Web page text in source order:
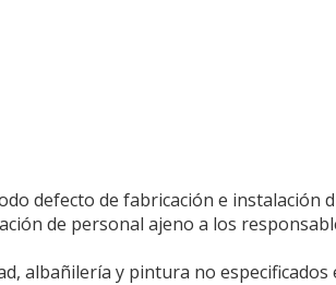
defecto de fabricación e instalación
de personal ajeno a los
albañilería y pintura no